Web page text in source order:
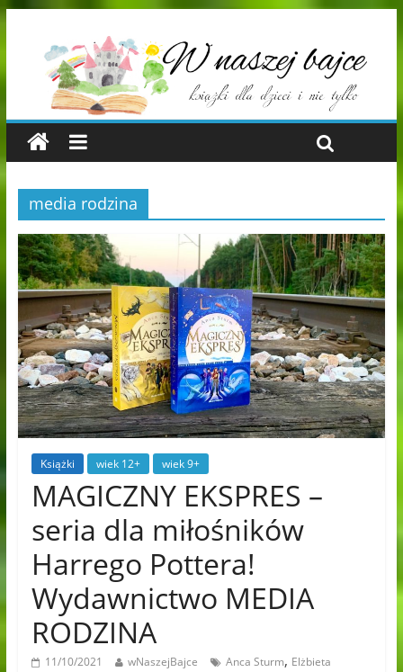
media rodzina
Książki wiek 12+ wiek 9+
MAGICZNY EKSPRES –
seria dla miłośników
Harrego Pottera!
Wydawnictwo MEDIA
RODZINA
11/10/2021 wNaszejBajce Anca Sturm, Elżbieta